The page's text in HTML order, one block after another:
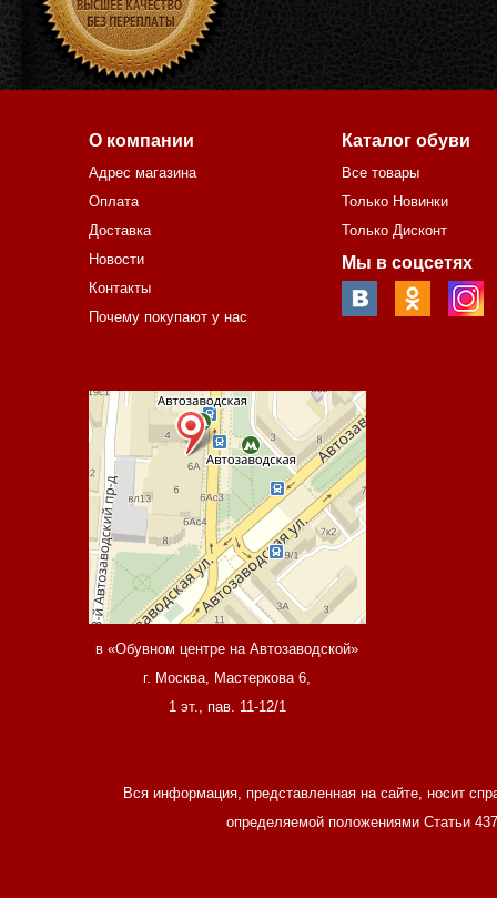
О компании
Адрес магазина
Оплата
Доставка
Новости
Контакты
Почему покупают у нас
Каталог обуви
Все товары
Только Новинки
Только Дисконт
Мы в соцсетях
в «Обувном центре на Автозаводской»
г. Москва, Мастеркова 6,
1 эт., пав. 11-12/1
Вся информация, представленная на сайте, носит
определяемой положениями Статьи